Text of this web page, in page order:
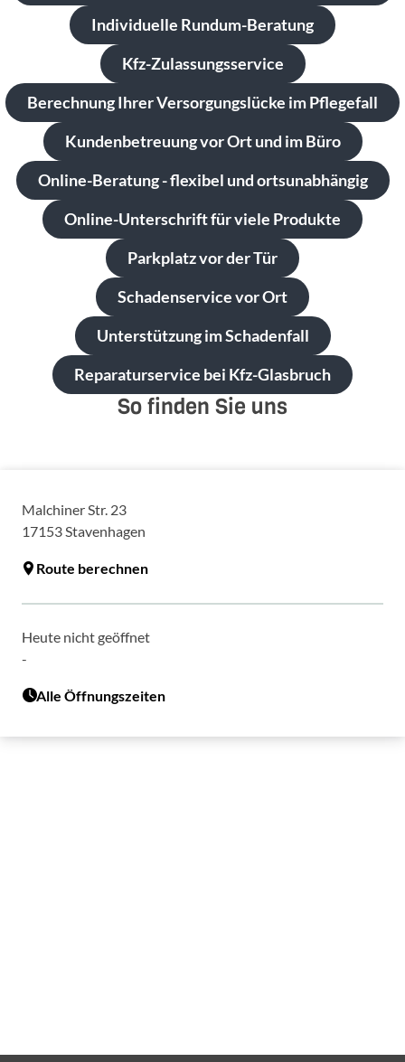
Individuelle Rundum-Beratung
Kfz-Zulassungsservice
Berechnung Ihrer Versorgungslücke im Pflegefall
Kundenbetreuung vor Ort und im Büro
Online-Beratung - flexibel und ortsunabhängig
Online-Unterschrift für viele Produkte
Parkplatz vor der Tür
Schadenservice vor Ort
Unterstützung im Schadenfall
Reparaturservice bei Kfz-Glasbruch
So finden Sie uns
Malchiner Str. 23
17153Stavenhagen
Route berechnen
Heute nicht geöffnet
-
Alle Öffnungszeiten